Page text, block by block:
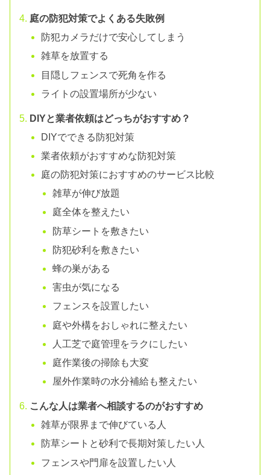
庭の防犯対策でよくある失敗例
防犯カメラだけで安心してしまう
雑草を放置する
目隠しフェンスで死角を作る
ライトの設置場所が少ない
DIYと業者依頼はどっちがおすすめ？
DIYでできる防犯対策
業者依頼がおすすめな防犯対策
庭の防犯対策におすすめのサービス比較
雑草が伸び放題
庭全体を整えたい
防草シートを敷きたい
防犯砂利を敷きたい
蜂の巣がある
害虫が気になる
フェンスを設置したい
庭や外構をおしゃれに整えたい
人工芝で庭管理をラクにしたい
庭作業後の掃除も大変
屋外作業時の水分補給も整えたい
こんな人は業者へ相談するのがおすすめ
雑草が限界まで伸びている人
防草シートと砂利で長期対策したい人
フェンスや門扉を設置したい人